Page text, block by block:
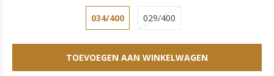
034/400 029/400
TOEVOEGEN AAN WINKELWAGEN